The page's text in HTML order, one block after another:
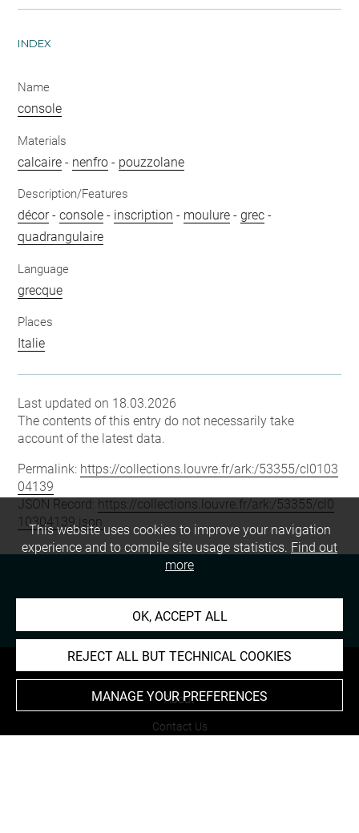
INDEX
Name
console
Materials
calcaire - nenfro - pouzzolane
Description/Features
décor-console - inscription - moulure -grec -
quadrangulaire
Language
grecque
Places
Italie
Last updated on 18.03.2026
The contents of this entry do not necessarily take
account of the latest data.
Permalink: https://collections.louvre.fr/ark:/53355/cl0103
04139
JSON Record: https://collections.louvre.fr/ark:/53355/cl0
10304139.json
About
Contact Us
This website uses cookies to improve your navigation
experience and to compile site usage statistics. Find out
more
OK, ACCEPT ALL
REJECT ALL BUT TECHNICAL COOKIES
MANAGE YOUR PREFERENCES